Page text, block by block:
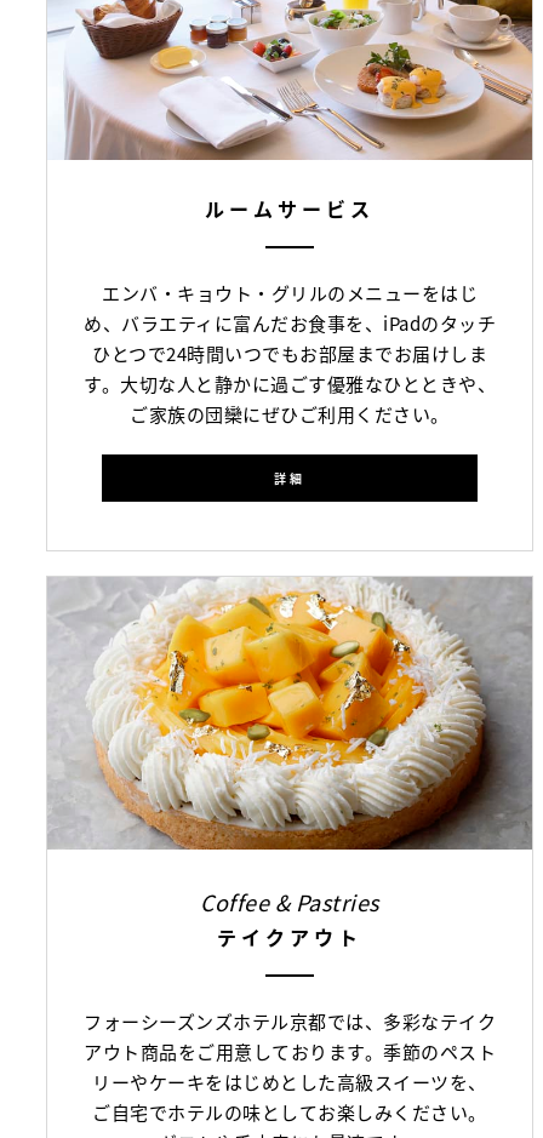
ルームサービス
エンバ・キョウト・グリルのメニューをはじ
め、バラエティに富んだお食事を、iPadのタッチ
ひとつで24時間いつでもお部屋までお届けしま
す。大切な人と静かに過ごす優雅なひとときや、
ご家族の団欒にぜひご利用ください。
詳細
Coffee & Pastries
テイクアウト
フォーシーズンズホテル京都では、多彩なテイク
アウト商品をご用意しております。季節のペスト
リーやケーキをはじめとした高級スイーツを、
ご自宅でホテルの味としてお楽しみください。